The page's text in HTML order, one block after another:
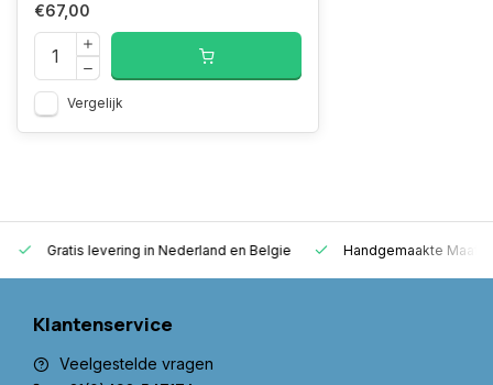
€67,00
Vergelijk
Gratis levering in Nederland en Belgie Handgemaakte
Klantenservice
Veelgestelde vragen